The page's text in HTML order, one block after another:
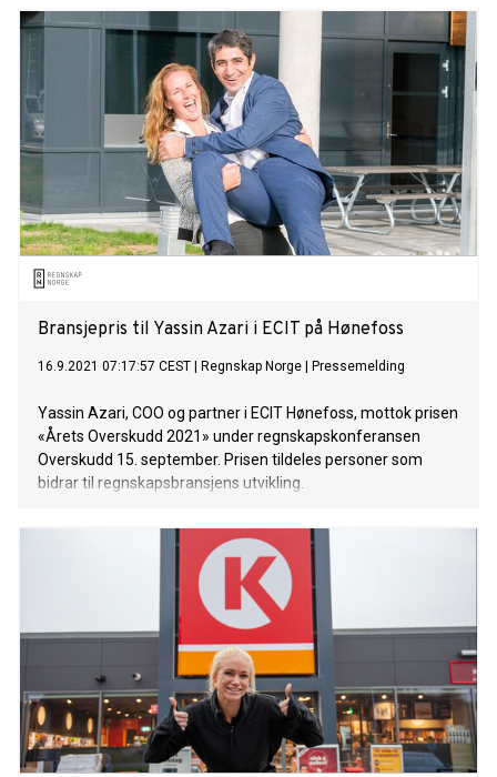
Bransjepris til Yassin Azari i ECIT på Hønefoss
16.9.2021 07:17:57 CEST Regnskap Norge Pressemelding
Yassin Azari, COO og partner i ECIT Hønefoss, mottok prisen
«Årets Overskudd 2021» under regnskapskonferansen
Overskudd 15. september. Prisen tildeles personer som
bidrar til regnskapsbransjens utvikling.